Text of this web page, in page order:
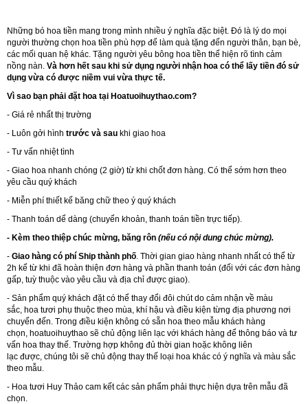
Những bó hoa tiền mang trong mình nhiều ý nghĩa đặc biệt. Đó là lý do mọi
người thường chọn hoa tiền phù hợp để làm quà tặng đến người thân, bạn bè,
các mối quan hệ khác. Tặng người yêu bông hoa tiền thể hiện rõ tình cảm
nồng nàn. Và hơn hết sau khi sử dụng người nhận hoa có thể lấy tiền đó sử
dụng vừa có được niềm vui vừa thực tế.
Vì sao bạn phải đặt hoa tại Hoatuoihuythao.com?
- Giá rẻ nhất thị trường
- Luôn gởi hình trước và sau khi giao hoa
- Tư vấn nhiệt tình
- Giao hoa nhanh chóng (2 giờ) từ khi chốt đơn hàng. Có thể sớm hơn theo
yêu cầu quý khách
- Miễn phí thiết kế băng chữ theo ý quý khách
- Thanh toán dể dàng (chuyển khoản, thanh toán tiền trực tiếp).
- Kèm theo thiệp chúc mừng, băng rôn (nếu có nội dung chúc mừng).
- Giao hàng có phí Ship thành phố. Thời gian giao hàng nhanh nhất có thể từ
2h kể từ khi đã hoàn thiện đơn hàng và phần thanh toán (đối với các đơn hàng
gấp, tuỳ thuộc vào yêu cầu và địa chỉ được giao).
- Sản phẩm quý khách đặt có thể thay đổi đôi chút do cảm nhận về màu
sắc, hoa tươi phụ thuộc theo mùa, khí hậu và điều kiện từng địa phương nơi
chuyển đến. Trong điều kiện không có sẵn hoa theo mẫu khách hàng
chọn, hoatuoihuythao sẽ chủ động liên lạc với khách hàng để thông báo và tư
vấn hoa thay thế. Trường hợp không đủ thời gian hoặc không liên
lạc được, chúng tôi sẽ chủ động thay thế loại hoa khác có ý nghĩa và màu sắc
theo mẫu.
- Hoa tươi Huy Thảo cam kết các sản phẩm phải thực hiện dựa trên mẫu đã
chọn.